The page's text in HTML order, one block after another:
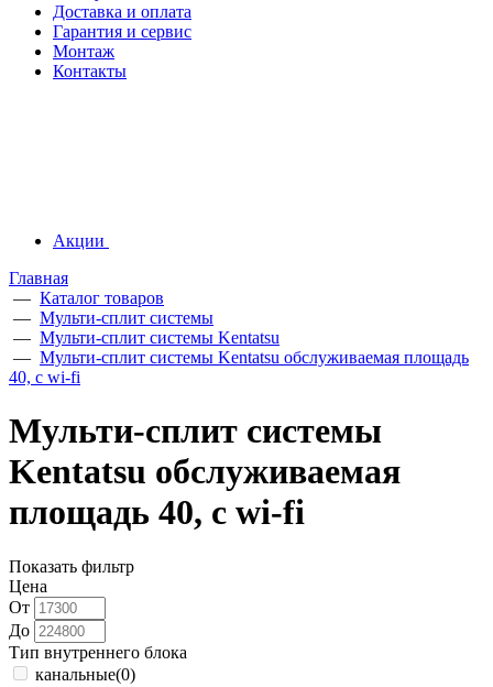
Доставка и оплата
Гарантия и сервис
Монтаж
Контакты
Акции
Главная
— Каталог товаров
— Мульти-сплит системы
— Мульти-сплит системы Kentatsu
— Мульти-сплит системы Kentatsu обслуживаемая площадь
40, с wi-fi
Мульти-сплит системы
Kentatsu обслуживаемая
площадь 40, с wi-fi
Показать фильтр
Цена
От
До
Тип внутреннего блока
канальные(0)